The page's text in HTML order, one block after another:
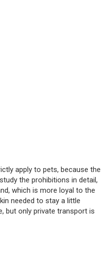
apply to pets, because the
the prohibitions in detail,
which is more loyal to the
needed to stay a little
but only private transport is